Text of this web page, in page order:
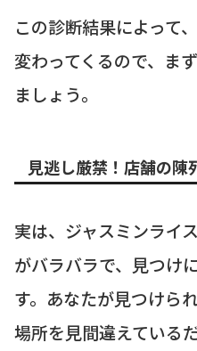
この診断結果によって
変わってくるので、ま
ましょう。
見逃し厳禁！店舗の陳
実は、ジャスミンライ
がバラバラで、見つけ
す。あなたが見つけら
場所を見間違えている